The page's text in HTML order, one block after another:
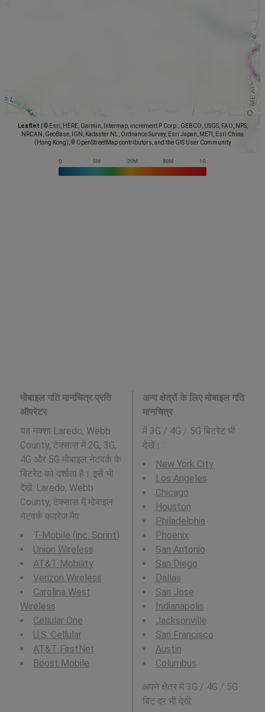
Leaflet
© Esri, HERE, Garmin, Intermap, increment P Corp., GEBCO, USGS, FAO, NPS,
NRCAN, GeoBase, IGN, Kadaster NL, Ordnance Survey, Esri Japan, METI, Esri China
(Hong Kong), © OpenStreetMap contributors, and the GIS User Community
मोबाइल गति मानचित्र प्रति
ऑपरेटर
यह नक्शा Laredo, Webb
County, टेक्सास में 2G, 3G,
4G और 5G मोबाइल नेटवर्क के
बिटरेट को दर्शाता है। इसे भी
देखें: Laredo, Webb
County, टेक्सास में मोबाइल
नेटवर्क कवरेज मैप
T-Mobile (inc. Sprint)
Union Wireless
AT&T Mobility
Verizon Wireless
Carolina West
Wireless
Cellular One
U.S. Cellular
AT&T FirstNet
Boost Mobile
अन्य क्षेत्रों के लिए मोबाइल गति
मानचित्र
में 3G / 4G / 5G बिटरेट भी
देखें। :
New York City
Los Angeles
Chicago
Houston
Philadelphia
Phoenix
San Antonio
San Diego
Dallas
San Jose
Indianapolis
Jacksonville
San Francisco
Austin
Columbus
अपने क्षेत्र में 3G / 4G / 5G
बिट दर भी देखें: